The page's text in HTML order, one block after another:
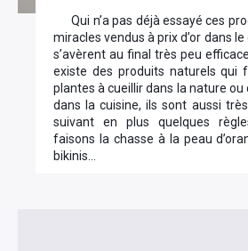
Qui n’a pas déjà essayé ces
miracles vendus à prix d’or dans
s’avèrent au final très peu
existe des produits naturels qui
plantes à cueillir dans la nature ou
dans la cuisine, ils sont aussi
suivant en plus quelques
faisons la chasse à la peau
bikinis…